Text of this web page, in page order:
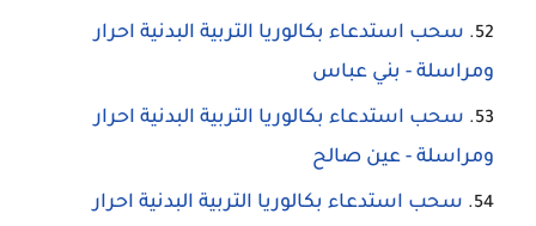
سحب استدعاء بكالوريا التربية البدنية احرار
ومراسلة - بني عباس
سحب استدعاء بكالوريا التربية البدنية احرار
ومراسلة - عين صالح
سحب استدعاء بكالوريا التربية البدنية احرار